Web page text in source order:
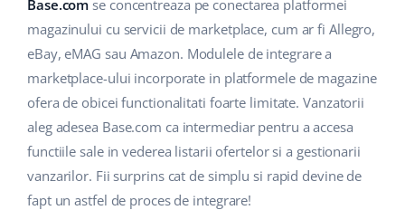
Managementul transporturilor
Automatizarea fluxului de lucru
Base Connect
AI pentru comerțul electronic
Produse pentru copii
Electronică
Piese auto
Supermarket
Suport
Blog
Servicii
Implementari de sistem
Auditul conturilor
english (GB)
english (IN)
čeština
deutsch
Base.com se concentreaza pe conectarea platformei
magazinului cu servicii de marketplace, cum ar fi Allegro,
eBay, eMAG sau Amazon. Modulele de integrare a
marketplace-ului incorporate in platformele de magazine
ofera de obicei functionalitati foarte limitate. Vanzatorii
aleg adesea Base.com ca intermediar pentru a accesa
functiile sale in vederea listarii ofertelor si a gestionarii
vanzarilor. Fii surprins cat de simplu si rapid devine de
fapt un astfel de proces de integrare!